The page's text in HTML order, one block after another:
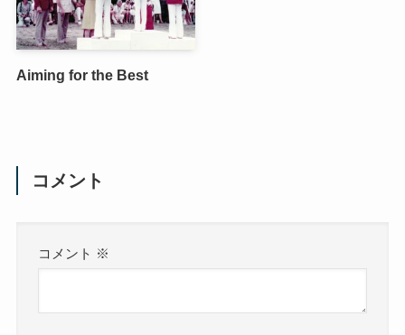
Aiming for the Best
コメント
コメント ※